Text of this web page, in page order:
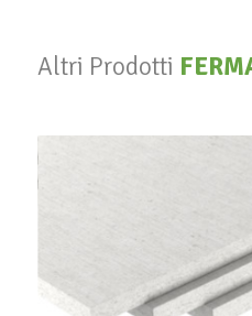
Altri Prodotti
Lastre